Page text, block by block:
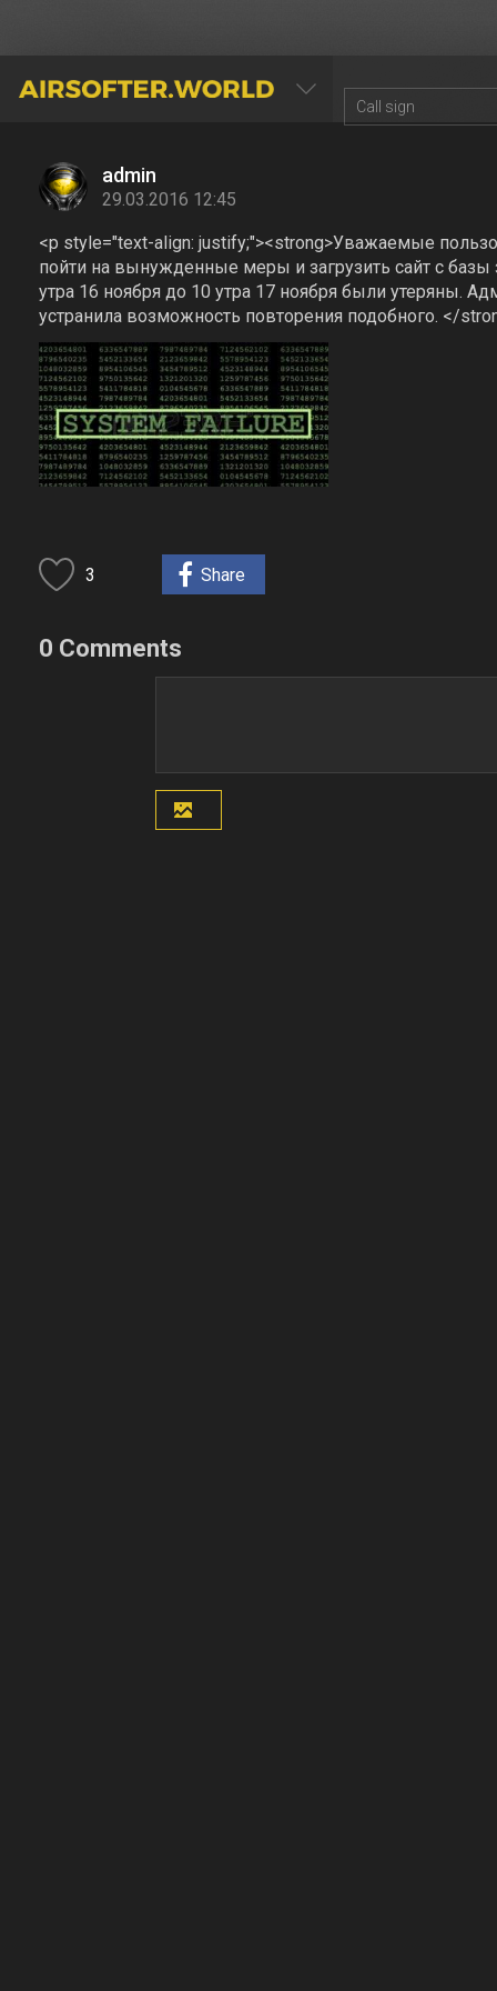
AIRSOFTER.WORLD
admin
29.03.2016 12:45
<p style="text-align: justify;"><strong>Уважаемые
пойти на вынужденные меры и загрузить сайт с базы
утра 16 ноября до 10 утра 17 ноября были утеряны.
устранила возможность повторения подобного. </
3 Share
0 Comments